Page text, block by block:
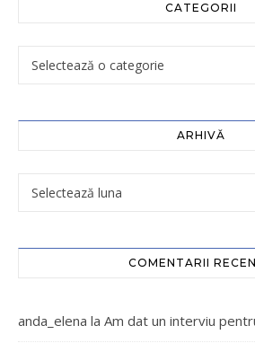
CATEGORII
ARHIVĂ
COMENTARII
anda_elena la Am dat un interviu